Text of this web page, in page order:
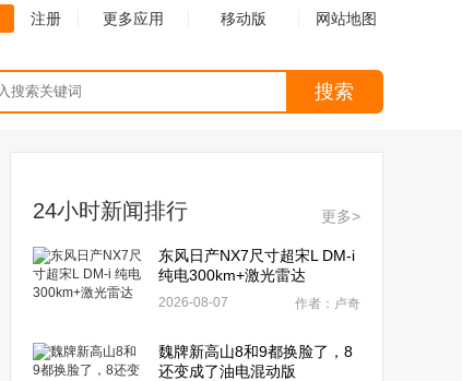
注册 更多应用 移动版 网站地图
搜索
24小时新闻排行 更多>
东风日产NX7尺寸超宋L DM-i
纯电300km+激光雷达
2026-08-07 作者：卢奇
魏牌新高山8和9都换脸了，8
还变成了油电混动版